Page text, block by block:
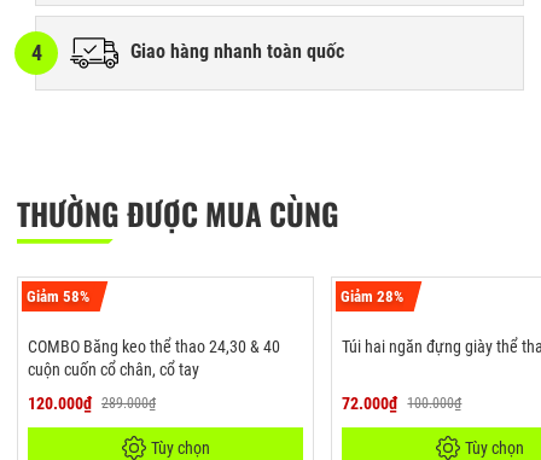
4 Giao hàng nhanh toàn quốc
THƯỜNG ĐƯỢC MUA CÙNG
Giảm 58%
COMBO Băng keo thể thao 24,30 & 40
cuộn cuốn cổ chân, cổ tay
120.000₫ 289.000₫
Tùy chọn
Giảm 28%
Túi hai ngăn đựng giày thể
72.000₫ 100.000₫
Tùy chọn